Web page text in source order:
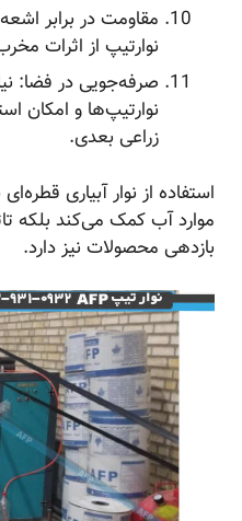
نوارتیپ از اثرات
صرفه‌جویی در فضا: نیاز
نوارتیپ‌ها و امکان
زراعی بعدی.
استفاده از نوار آبیاری قطره‌ای
موارد آب کمک می‌کند بلکه
بازدهی محصولات نیز دارد.